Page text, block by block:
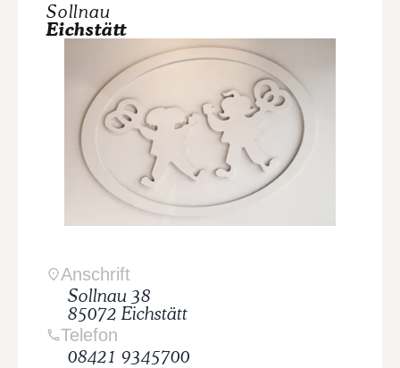
Sollnau
Eichstätt
Anschrift
Sollnau 38
85072 Eichstätt
Telefon
08421 9345700